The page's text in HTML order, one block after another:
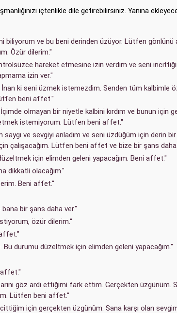
içtenlikle dile getirebilirsiniz. Yanına
ve bu beni derinden üzüyor. Lütfen gönlünü
Özür dilerim."
hareket etmesine izin verdim ve seni
izin ver."
İnan ki seni üzmek istemezdim. Senden tüm kalbimle
beni affet."
olmayan bir niyetle kalbini kırdım ve bunun için
istemiyorum. Lütfen beni affet."
ve sevgiyi anladım ve seni üzdüğüm için derin
çalışacağım. Lütfen beni affet ve bize bir şans daha
için elimden geleni yapacağım. Beni affet."
dikkatli olacağım."
Beni affet."
bir şans daha ver."
özür dilerim."
durumu düzeltmek için elimden geleni yapacağım."
affet."
göz ardı ettiğimi fark ettim. Gerçekten üzgünüm.
Lütfen beni affet."
için gerçekten üzgünüm. Sana karşı olan